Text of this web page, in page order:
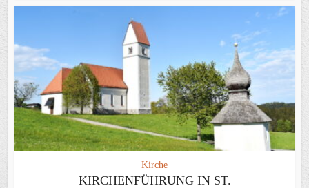
Kirche
KIRCHENFÜHRUNG IN ST.